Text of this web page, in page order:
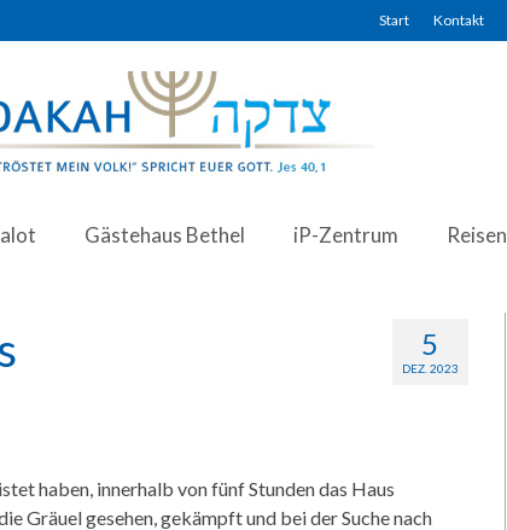
Start Kontakt
Gästehaus Bethel iP-Zentrum Reisen
5
DEZ. 2023
haben, innerhalb von fünf Stunden das Haus
Gräuel gesehen, gekämpft und bei der Suche nach